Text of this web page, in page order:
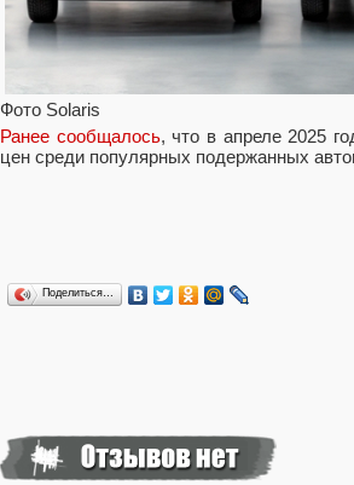
Фото Solaris
Ранее сообщалось, что в апреле 2025
цен среди популярных подержанных
Поделиться…